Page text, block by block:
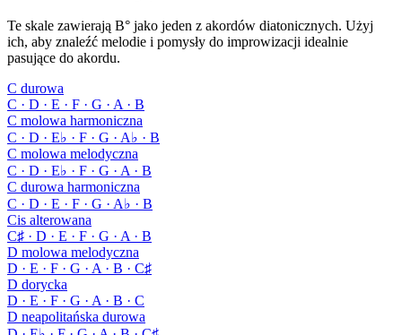
Te skale zawierają B° jako jeden z akordów diatonicznych. Użyj
ich, aby znaleźć melodie i pomysły do improwizacji idealnie
pasujące do akordu.
C durowa
C · D · E · F · G · A · B
C molowa harmoniczna
C · D · E♭ · F · G · A♭ · B
C molowa melodyczna
C · D · E♭ · F · G · A · B
C durowa harmoniczna
C · D · E · F · G · A♭ · B
Cis alterowana
C♯ · D · E · F · G · A · B
D molowa melodyczna
D · E · F · G · A · B · C♯
D dorycka
D · E · F · G · A · B · C
D neapolitańska durowa